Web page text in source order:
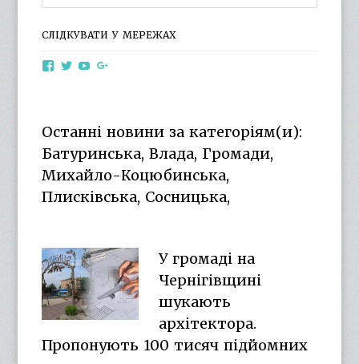
СЛІДКУВАТИ У МЕРЕЖАХ
ViewViewView
YouTube
Останні новини за категоріям(и):
Батуринська, Влада, Громади,
Михайло-Коцюбинська,
Плисківська, Сосницька,
У громаді на
Чернігівщині
шукають
архітектора.
Пропонують 100 тисяч підйомних